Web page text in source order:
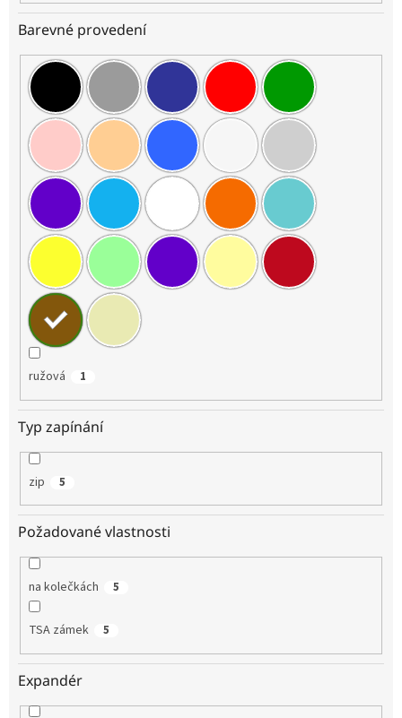
Barevné provedení
ružová 1
Typ zapínání
zip 5
Požadované vlastnosti
na kolečkách 5
TSA zámek 5
Expandér